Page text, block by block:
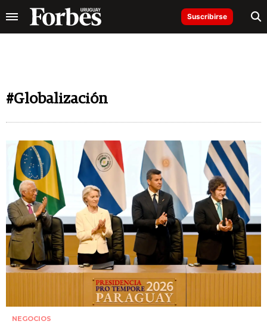
Suscribirse
#Globalización
NEGOCIOS